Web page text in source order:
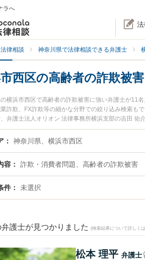
ラへ
律相談 神奈川県で法律相談できる弁護士
西区の高齢者の詐欺被
横浜市西区で高齢者の詐欺被害に強い弁護士が11
詐欺、FX詐欺等の細かな分野での絞り込み検索も
弁護士法人オリオン 法律事務所横浜支部の吉田
被害のトラブルを今すぐに弁護士に相談したい』
きる横浜市西区内の弁護士に相談予約したい』など
神奈川県、横浜市西区
容 詐欺・消費者問題、高齢者の詐欺被害
件 未選択
弁護士が見つかりました (検索結果について詳しくは
松本 理平 弁護士